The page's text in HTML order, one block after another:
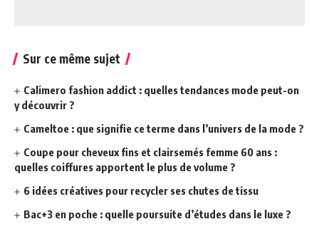
Sur ce même sujet
Calimero fashion addict : quelles tendances mode peut-on
y découvrir ?
Cameltoe : que signifie ce terme dans l’univers de la mode ?
Coupe pour cheveux fins et clairsemés femme 60 ans :
quelles coiffures apportent le plus de volume ?
6 idées créatives pour recycler ses chutes de tissu
Bac+3 en poche : quelle poursuite d’études dans le luxe ?